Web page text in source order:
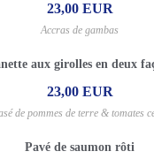
23,00 EUR
Accras de gambas
aux girolles en deux
23,00 EUR
de pommes de terre & tomates
Pavé de saumon rôti